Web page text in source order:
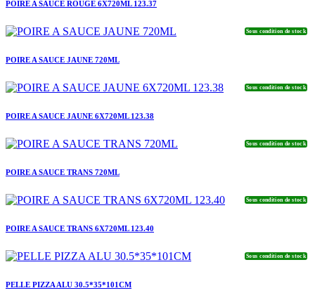
POIRE A SAUCE ROUGE 6X720ML 123.37
Sous condition de stock
POIRE A SAUCE JAUNE 720ML
Sous condition de stock
POIRE A SAUCE JAUNE 6X720ML 123.38
Sous condition de stock
POIRE A SAUCE TRANS 720ML
Sous condition de stock
POIRE A SAUCE TRANS 6X720ML 123.40
Sous condition de stock
PELLE PIZZA ALU 30.5*35*101CM